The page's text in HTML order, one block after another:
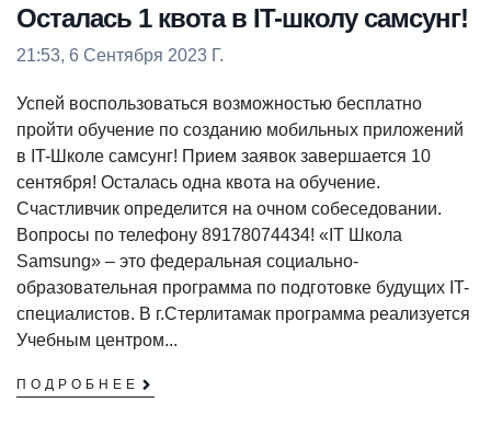
Осталась 1 квота в IT-школу самсунг!
21:53, 6 Сентября 2023 Г.
Успей воспользоваться возможностью бесплатно
пройти обучение по созданию мобильных приложений
в IT-Школе самсунг! Прием заявок завершается 10
сентября! Осталась одна квота на обучение.
Счастливчик определится на очном собеседовании.
Вопросы по телефону 89178074434! «IT Школа
Samsung» – это федеральная социально-
образовательная программа по подготовке будущих IT-
специалистов. В г.Стерлитамак программа реализуется
Учебным центром...
ПОДРОБНЕЕ